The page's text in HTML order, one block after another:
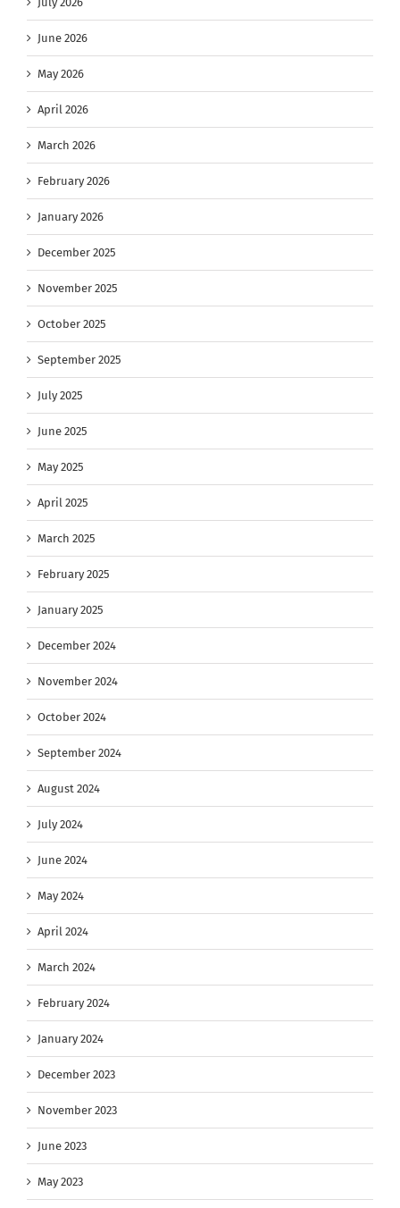
June 2026
May 2026
April 2026
March 2026
February 2026
January 2026
December 2025
November 2025
October 2025
September 2025
July 2025
June 2025
May 2025
April 2025
March 2025
February 2025
January 2025
December 2024
November 2024
October 2024
September 2024
August 2024
July 2024
June 2024
May 2024
April 2024
March 2024
February 2024
January 2024
December 2023
November 2023
June 2023
May 2023